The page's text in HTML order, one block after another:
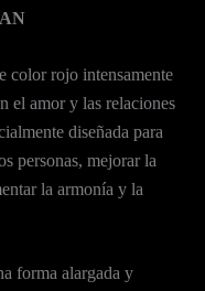
color rojo intensamente
el amor y las relaciones
diseñada para
personas, mejorar la
la armonía y la
forma alargada y